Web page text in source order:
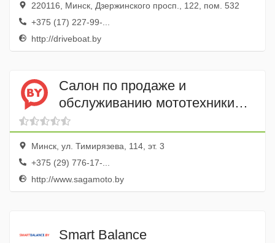
220116, Минск, Дзержинского просп., 122, пом. 532
+375 (17) 227-99-...
http://driveboat.by
Салон по продаже и
обслуживанию мототехники
Сагамото
Минск, ул. Тимирязева, 114, эт. 3
+375 (29) 776-17-...
http://www.sagamoto.by
Smart Balance